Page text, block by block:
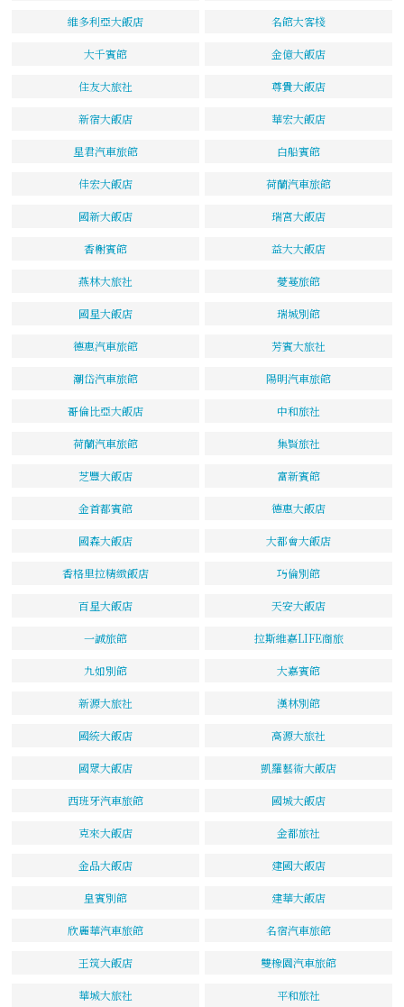
維多利亞大飯店 名館大客棧
大千賓館 金億大飯店
住友大旅社 尊貴大飯店
新宿大飯店 華宏大飯店
星君汽車旅館 白船賓館
佳宏大飯店 荷蘭汽車旅館
國新大飯店 瑞宮大飯店
香榭賓館 益大大飯店
燕林大旅社 薆蔓旅館
國星大飯店 瑞城別館
德惠汽車旅館 芳賓大旅社
潮岱汽車旅館 陽明汽車旅館
哥倫比亞大飯店 中和旅社
荷蘭汽車旅館 集賢旅社
芝豐大飯店 富新賓館
金首都賓館 德惠大飯店
國森大飯店 大都會大飯店
香格里拉精緻飯店 巧倫別館
百星大飯店 天安大飯店
一誠旅館 拉斯維嘉LIFE商旅
九如別館 大嘉賓館
新源大旅社 漢林別館
國統大飯店 高源大旅社
國眾大飯店 凱羅藝術大飯店
西班牙汽車旅館 國城大飯店
克來大飯店 金都旅社
金品大飯店 建國大飯店
皇賓別館 建華大飯店
欣麗華汽車旅館 名宿汽車旅館
王筑大飯店 雙橡園汽車旅館
華城大旅社 平和旅社